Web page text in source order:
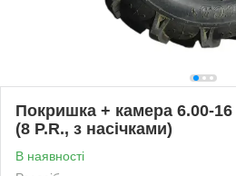
Покришка + камера 6.00-16
(8 P.R., з насічками)
В наявності